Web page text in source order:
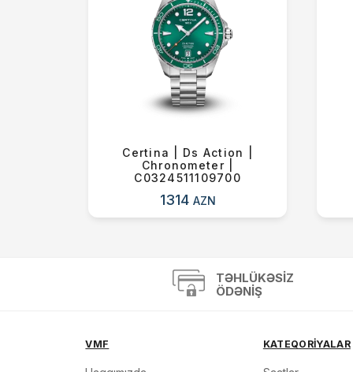
Certina | Ds Action |
Chronometer |
C0324511109700
1314 AZN
TƏHLÜKƏSIZ
ÖDƏNIŞ
VMF KATEQORİYALAR